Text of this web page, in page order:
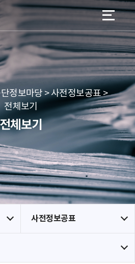
문 바로가기
뉴 바로가기
정보마당 > 사전정보공표 >
전체보기
전체보기
사전정보공표